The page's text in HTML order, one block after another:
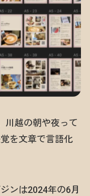
川越の朝や夜って
を文章で言語化
ンは2024年の6月